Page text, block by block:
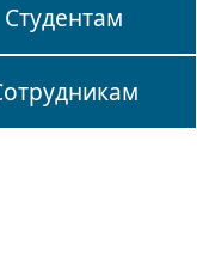
Студентам